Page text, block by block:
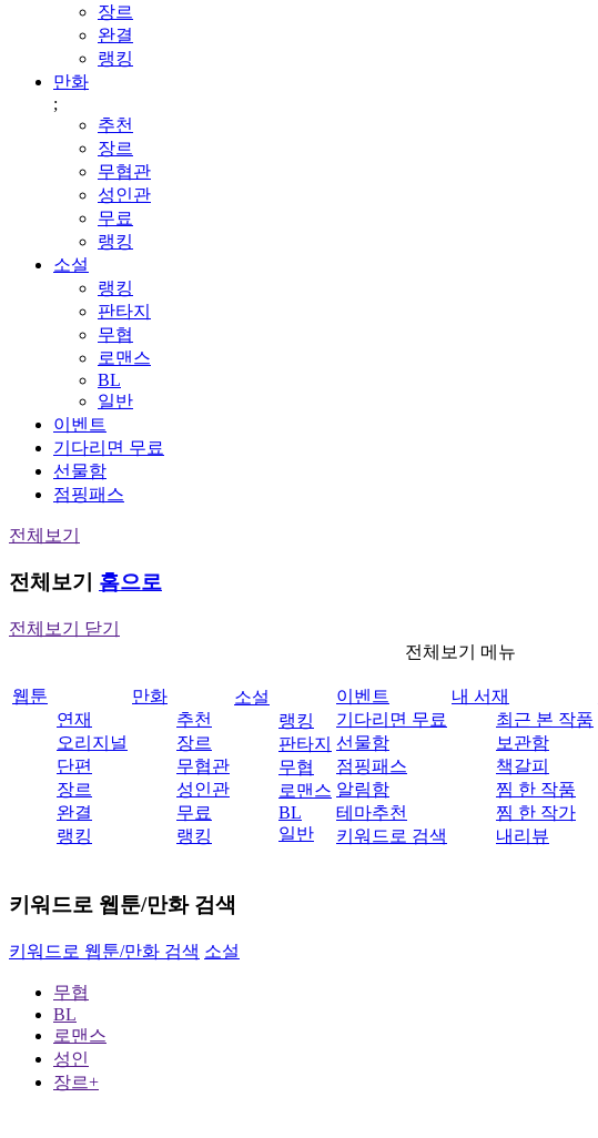
장르
완결
랭킹
만화
;
추천
장르
무협관
성인관
무료
랭킹
소설
랭킹
판타지
무협
로맨스
BL
일반
이벤트
기다리면 무료
선물함
점핑패스
전체보기
전체보기 홈으로
전체보기 닫기
전체보기 메뉴
웹툰
연재
오리지널
단편
장르
완결
랭킹
만화
추천
장르
무협관
성인관
무료
랭킹
소설
랭킹
판타지
무협
로맨스
BL
일반
이벤트
기다리면 무료
선물함
점핑패스
알림함
테마추천
키워드로 검색
내 서재
최근 본 작품
보관함
책갈피
찜 한 작품
찜 한 작가
내리뷰
키워드로 웹툰/만화 검색
키워드로 웹툰/만화 검색 소설
무협
BL
로맨스
성인
장르+